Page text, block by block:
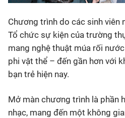
Chương trình do các sinh viên
Tổ chức sự kiện của trường
mang nghệ thuật múa rối
phi vật thể – đến gần hơn với
bạn trẻ hiện nay.
Mở màn chương trình là phần
nhạc, mang đến một không